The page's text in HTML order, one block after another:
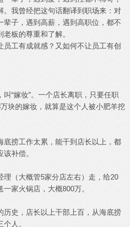
。我曾经把这句话翻译到职场来：对
辈子，遇到高薪，遇到高职位，都不
板的尊重和了解。
员工有成就感？又如何不让员工有创
“嫁妆”。一个店长离职，只要任职
块的嫁妆，就算是这个人被小肥羊挖
底捞工作太累，能干到店长以上，都
补偿。
理（大概管5家分店左右）走，给20
家火锅店，大概800万。
历史，店长以上干部上百，从海底捞
人。